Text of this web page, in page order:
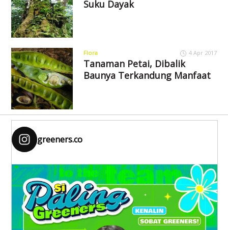
Suku Dayak
Flora 4 Apr 2017
Tanaman Petai, Dibalik
Baunya Terkandung Manfaat
greeners.co